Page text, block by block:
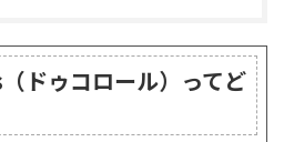
ドゥコロール）ってど